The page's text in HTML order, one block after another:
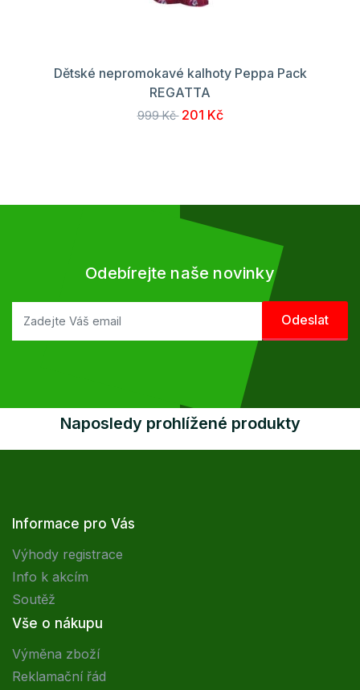
Dětské nepromokavé kalhoty Peppa Pack
REGATTA
999 Kč 201 Kč
Odebírejte naše novinky
Naposledy prohlížené produkty
Informace pro Vás
Výhody registrace
Info k akcím
Soutěž
Vše o nákupu
Výměna zboží
Reklamační řád